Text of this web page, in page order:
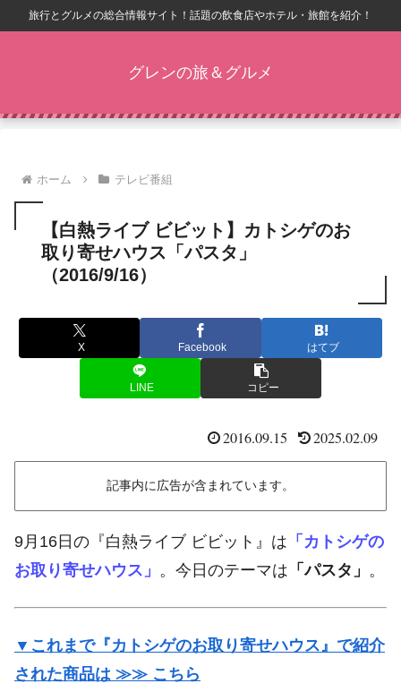
旅行とグルメの総合情報サイト！話題の飲食店やホテル・旅館を紹介！
グレンの旅＆グルメ
ホーム テレビ番組
【白熱ライブ ビビット】カトシゲのお
取り寄せハウス「パスタ」
（2016/9/16）
X Facebook はてブ
LINE コピー
2016.09.15 2025.02.09
記事内に広告が含まれています。
9月16日の『白熱ライブ ビビット』は 「カトシゲの
お取り寄せハウス」 。今日のテーマは 「パスタ」 。
▼これまで『カトシゲのお取り寄せハウス』で紹介
された商品は ≫≫ こちら